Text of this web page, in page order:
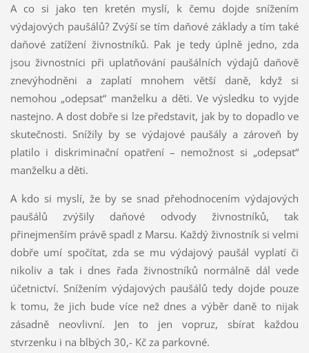
A co si jako ten kretén myslí, k čemu dojde snížením
výdajových paušálů? Zvýší se tím daňové základy a tím také
daňové zatížení živnostníků. Pak je tedy úplně jedno, zda
jsou živnostníci při uplatňování paušálních výdajů daňově
znevýhodněni a zaplatí mnohem větší daně, když si
nemohou „odepsat“ manželku a děti. Ve výsledku to vyjde
nastejno. A dost dobře si lze představit, jak by to dopadlo ve
skutečnosti. Snížily by se výdajové paušály a zároveň by
platilo i diskriminační opatření – nemožnost si „odepsat“
manželku a děti.
A kdo si myslí, že by se snad přehodnocením výdajových
paušálů zvýšily daňové odvody živnostníků, tak
přinejmenším právě spadl z Marsu. Každý živnostník si velmi
dobře umí spočítat, zda se mu výdajový paušál vyplatí či
nikoliv a tak i dnes řada živnostníků normálně dál vede
účetnictví. Snížením výdajových paušálů tedy dojde pouze
k tomu, že jich bude více než dnes a výběr daně to nijak
zásadně neovlivní. Jen to jen vopruz, sbírat každou
stvrzenku i na blbých 30,- Kč za parkovné.